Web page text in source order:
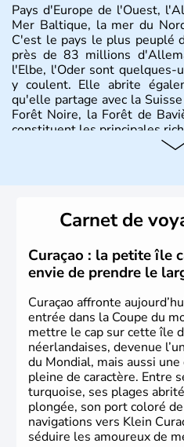
Pays d'Europe de l'Ouest,
Mer Baltique, la mer du
C'est le pays le plus peuplé
près de 83 millions
l'Elbe, l'Oder sont quelques-
y coulent. Elle abrite
qu'elle partage avec la
Forêt Noire, la Forêt de
constituent les principales
lesquelles bénéficient d'une
peut se targuer de grands
les domaines, des arts à la
philosophie. Hertz,
Herman Hesse ou bien Hegel
Carnet de
Curaçao : la petite île
envie de prendre le
Curaçao affronte
entrée dans la Coupe du
mettre le cap sur cette île
néerlandaises, devenue
du Mondial, mais aussi
pleine de caractère. Entre
turquoise, ses plages
plongée, son port coloré
navigations vers Klein
séduire les amoureux de